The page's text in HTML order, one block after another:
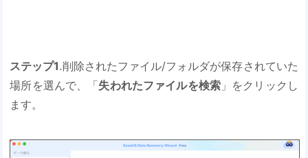
ステップ1.削除されたファイル/フォルダが保存されていた
場所を選んで、「失われたファイルを検索」をクリックし
ます。